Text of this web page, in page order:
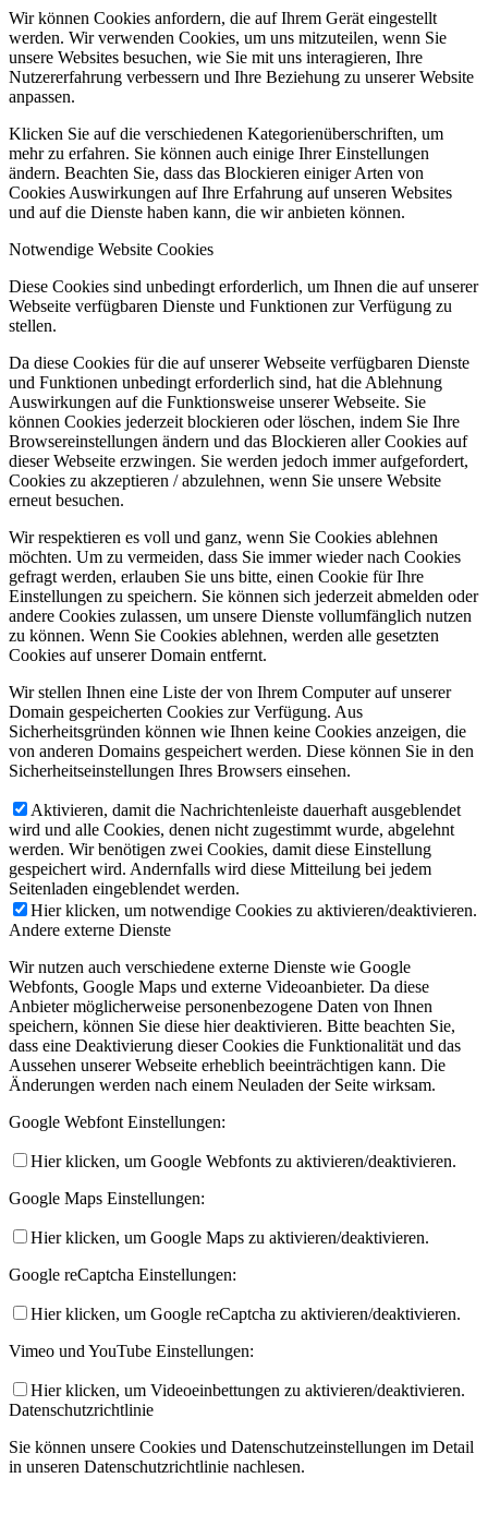
Wir können Cookies anfordern, die auf Ihrem Gerät eingestellt
werden. Wir verwenden Cookies, um uns mitzuteilen, wenn Sie
unsere Websites besuchen, wie Sie mit uns interagieren, Ihre
Nutzererfahrung verbessern und Ihre Beziehung zu unserer Website
anpassen.
Klicken Sie auf die verschiedenen Kategorienüberschriften, um
mehr zu erfahren. Sie können auch einige Ihrer Einstellungen
ändern. Beachten Sie, dass das Blockieren einiger Arten von
Cookies Auswirkungen auf Ihre Erfahrung auf unseren Websites
und auf die Dienste haben kann, die wir anbieten können.
Notwendige Website Cookies
Diese Cookies sind unbedingt erforderlich, um Ihnen die auf unserer
Webseite verfügbaren Dienste und Funktionen zur Verfügung zu
stellen.
Da diese Cookies für die auf unserer Webseite verfügbaren Dienste
und Funktionen unbedingt erforderlich sind, hat die Ablehnung
Auswirkungen auf die Funktionsweise unserer Webseite. Sie
können Cookies jederzeit blockieren oder löschen, indem Sie Ihre
Browsereinstellungen ändern und das Blockieren aller Cookies auf
dieser Webseite erzwingen. Sie werden jedoch immer aufgefordert,
Cookies zu akzeptieren / abzulehnen, wenn Sie unsere Website
erneut besuchen.
Wir respektieren es voll und ganz, wenn Sie Cookies ablehnen
möchten. Um zu vermeiden, dass Sie immer wieder nach Cookies
gefragt werden, erlauben Sie uns bitte, einen Cookie für Ihre
Einstellungen zu speichern. Sie können sich jederzeit abmelden oder
andere Cookies zulassen, um unsere Dienste vollumfänglich nutzen
zu können. Wenn Sie Cookies ablehnen, werden alle gesetzten
Cookies auf unserer Domain entfernt.
Wir stellen Ihnen eine Liste der von Ihrem Computer auf unserer
Domain gespeicherten Cookies zur Verfügung. Aus
Sicherheitsgründen können wie Ihnen keine Cookies anzeigen, die
von anderen Domains gespeichert werden. Diese können Sie in den
Sicherheitseinstellungen Ihres Browsers einsehen.
Aktivieren, damit die Nachrichtenleiste dauerhaft ausgeblendet
wird und alle Cookies, denen nicht zugestimmt wurde, abgelehnt
werden. Wir benötigen zwei Cookies, damit diese Einstellung
gespeichert wird. Andernfalls wird diese Mitteilung bei jedem
Seitenladen eingeblendet werden.
Hier klicken, um notwendige Cookies zu aktivieren/deaktivieren.
Andere externe Dienste
Wir nutzen auch verschiedene externe Dienste wie Google
Webfonts, Google Maps und externe Videoanbieter. Da diese
Anbieter möglicherweise personenbezogene Daten von Ihnen
speichern, können Sie diese hier deaktivieren. Bitte beachten Sie,
dass eine Deaktivierung dieser Cookies die Funktionalität und das
Aussehen unserer Webseite erheblich beeinträchtigen kann. Die
Änderungen werden nach einem Neuladen der Seite wirksam.
Google Webfont Einstellungen:
Hier klicken, um Google Webfonts zu aktivieren/deaktivieren.
Google Maps Einstellungen:
Hier klicken, um Google Maps zu aktivieren/deaktivieren.
Google reCaptcha Einstellungen:
Hier klicken, um Google reCaptcha zu aktivieren/deaktivieren.
Vimeo und YouTube Einstellungen:
Hier klicken, um Videoeinbettungen zu aktivieren/deaktivieren.
Datenschutzrichtlinie
Sie können unsere Cookies und Datenschutzeinstellungen im Detail
in unseren Datenschutzrichtlinie nachlesen.